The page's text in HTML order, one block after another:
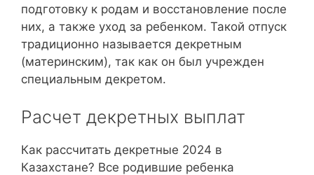
подготовку к родам и восстановление после
них, а также уход за ребенком. Такой отпуск
традиционно называется декретным
(материнским), так как он был учрежден
специальным декретом.
Расчет декретных выплат
Как рассчитать декретные 2024 в
Казахстане? Все родившие ребенка